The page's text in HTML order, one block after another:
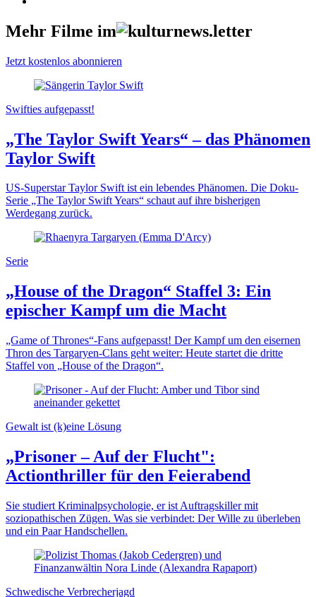
Mehr Filme im
Jetzt kostenlos abonnieren
Swifties aufgepasst!
„The Taylor Swift Years“ – das Phänomen
Taylor Swift
US-Superstar Taylor Swift ist ein lebendes Phänomen. Die Doku-
Serie „The Taylor Swift Years“ schaut auf ihre bisherigen
Werdegang zurück.
Serie
„House of the Dragon“ Staffel 3: Ein
epischer Kampf um die Macht
„Game of Thrones“-Fans aufgepasst! Der Kampf um den eisernen
Thron des Targaryen-Clans geht weiter: Heute startet die dritte
Staffel von „House of the Dragon“.
Gewalt ist (k)eine Lösung
„Prisoner – Auf der Flucht":
Actionthriller für den Feierabend
Sie studiert Kriminalpsychologie, er ist Auftragskiller mit
soziopathischen Zügen. Was sie verbindet: Der Wille zu überleben
und ein Paar Handschellen.
Schwedische Verbrecherjagd